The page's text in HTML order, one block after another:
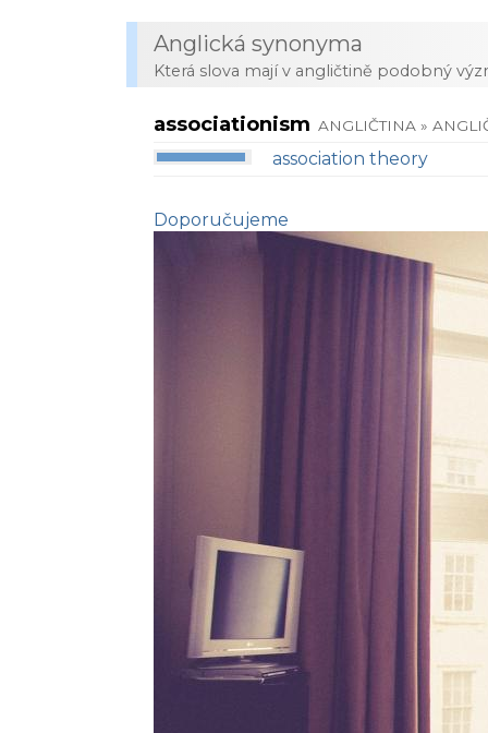
Anglická synonyma
Která slova mají v angličtině podobný
associationism ANGLIČTINA »
association theory
Doporučujeme